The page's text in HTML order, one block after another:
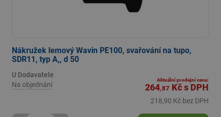
Nákružek lemový Wavin PE100, svařování na tupo,
SDR11, typ A,, d 50
U Dodavatele
Na objednání
Aktuální prodejní cena:
264,87 Kčs DPH
218,90 Kč bez DPH